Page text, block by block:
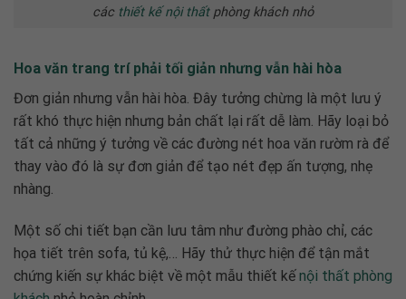
các thiết kế nội thấtphòng khách nhỏ
Hoa văn trang trí phải tối giản nhưng vẫn hài hòa
Đơn giản nhưng vẫn hài hòa. Đây tưởng chừng là một lưu ý
rất khó thực hiện nhưng bản chất lại rất dễ làm. Hãy loại bỏ
tất cả những ý tưởng về các đường nét hoa văn rườm rà để
thay vào đó là sự đơn giản để tạo nét đẹp ấn tượng, nhẹ
nhàng.
Một số chi tiết bạn cần lưu tâm như đường phào chỉ, các
họa tiết trên sofa, tủ kệ,… Hãy thử thực hiện để tận mắt
chứng kiến sự khác biệt về một mẫu thiết kếnội thất phòng